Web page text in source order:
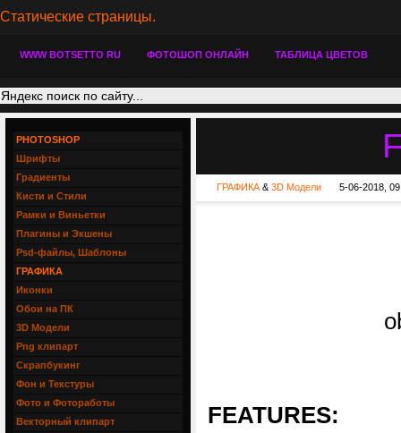
Статические страницы.
WWW BOTSETTO RU ФОТОШОП ОНЛАЙН ТАБЛИЦА ЦВЕТОВ
ГРАФИКА & 3D Модели 5-06-2018,
FEATURES:
PHOTOSHOP
Шрифты
Градиенты
Кисти и Стили
Рамки и Виньетки
Плагины и Экшены
Psd-файлы, Шаблоны
ГРАФИКА
Иконки
Обои на ПК
3D Модели
Png клипарт
Скрапбукинг
Фон и Текстуры
Фото и Фотоработы
Векторный клипарт